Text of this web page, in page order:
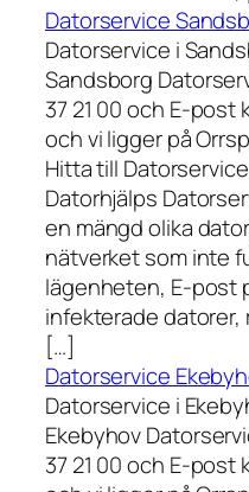
Datorservice
Datorservice i
Sandsborg
37 21 00 och E-
och vi ligger på
Hitta till
Datorhjälps
en mängd olika
nätverket som inte
lägenheten, E-post
infekterade datorer,
[…]
Datorservice
Datorservice i
Ekebyhov
37 21 00 och E-